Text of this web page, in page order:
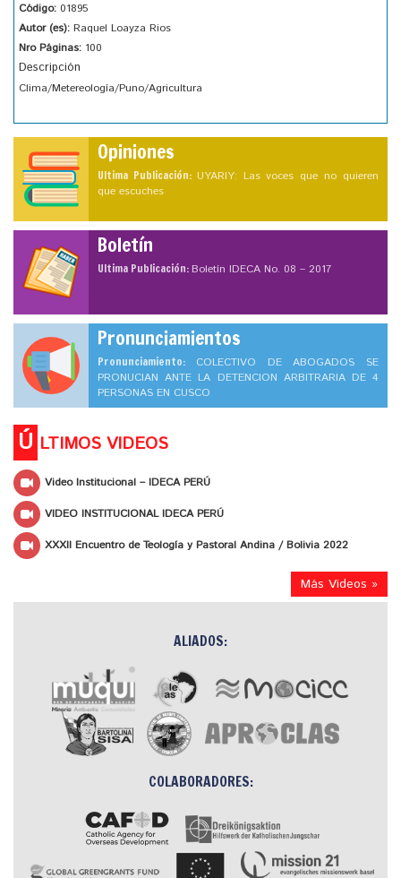
Código: 01895
Autor (es): Raquel Loayza Rios
Nro Páginas: 100
Descripción
Clima/Metereología/Puno/Agricultura
Opiniones
Ultima Publicación: UYARIY: Las voces que no quieren
que escuches
Boletín
Ultima Publicación:Boletín IDECA No. 08 – 2017
Pronunciamientos
Pronunciamiento: COLECTIVO DE ABOGADOS SE
PRONUCIAN ANTE LA DETENCION ARBITRARIA DE 4
PERSONAS EN CUSCO
Ú LTIMOS VIDEOS
Video Institucional – IDECA PERÚ
VIDEO INSTITUCIONAL IDECA PERÚ
XXXII Encuentro de Teología y Pastoral Andina / Bolivia 2022
Más Videos »
ALIADOS:
COLABORADORES: